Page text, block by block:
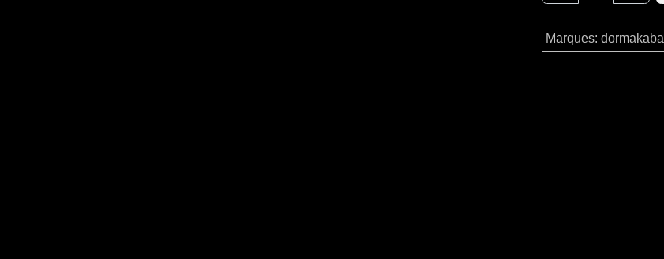
Marques: dormakaba